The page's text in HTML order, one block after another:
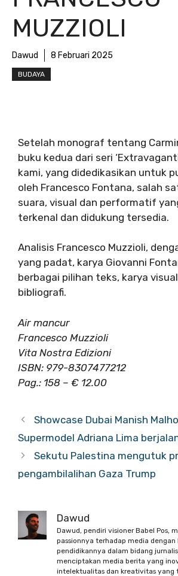
MUZZIOLI
Dawud 8 Februari 2025
BUDAYA
Setelah monograf tentang
buku kedua dari seri
kami, yang didedikasikan untuk
oleh Francesco Fontana, salah
suara, visual dan performatif
terkenal dan didukung tersedia.
Analisis Francesco Muzzioli,
yang padat, karya Giovanni
berbagai pilihan teks, karya
bibliografi.
Air mancur
Francesco Muzzioli
Vita Nostra Edizioni
ISBN: 979-8307477212
Pag.: 158 – € 12.00
Showcase Dubai Manish
Supermodel Adriana Lima
Sekutu Palestina mengutuk
pengambilalihan Gaza Trump
Dawud
Dawud, pendiri visioner Babel Pos,
passionnya terhadap media dengan
pendidikannya dalam bidang
menciptakan media berita yang
intelektualitas dan kreativitas yang